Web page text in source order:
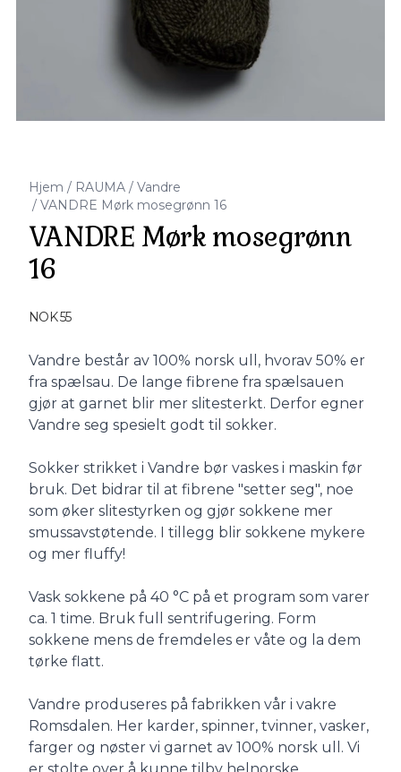
Hjem / RAUMA / Vandre
/ VANDRE Mørk mosegrønn 16
VANDRE Mørk mosegrønn
16
NOK 55
Description
Vandre består av 100% norsk ull, hvorav 50% er
fra spælsau. De lange fibrene fra spælsauen
gjør at garnet blir mer slitesterkt. Derfor egner
Vandre seg spesielt godt til sokker.
Sokker strikket i Vandre bør vaskes i maskin før
bruk. Det bidrar til at fibrene "setter seg", noe
som øker slitestyrken og gjør sokkene mer
smussavstøtende. I tillegg blir sokkene mykere
og mer fluffy!
Vask sokkene på 40 °C på et program som varer
ca. 1 time. Bruk full sentrifugering. Form
sokkene mens de fremdeles er våte og la dem
tørke flatt.
Vandre produseres på fabrikken vår i vakre
Romsdalen. Her karder, spinner, tvinner, vasker,
farger og nøster vi garnet av 100% norsk ull. Vi